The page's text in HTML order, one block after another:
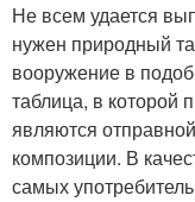
Не всем удается
нужен природный
вооружение в
таблица, в которой
являются
композиции. В
самых